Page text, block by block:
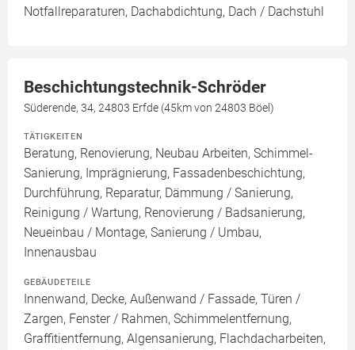
Notfallreparaturen, Dachabdichtung, Dach / Dachstuhl
Beschichtungstechnik-Schröder
Süderende, 34, 24803 Erfde (45km von 24803 Böel)
TÄTIGKEITEN
Beratung, Renovierung, Neubau Arbeiten, Schimmel-
Sanierung, Imprägnierung, Fassadenbeschichtung,
Durchführung, Reparatur, Dämmung / Sanierung,
Reinigung / Wartung, Renovierung / Badsanierung,
Neueinbau / Montage, Sanierung / Umbau,
Innenausbau
GEBÄUDETEILE
Innenwand, Decke, Außenwand / Fassade, Türen /
Zargen, Fenster / Rahmen, Schimmelentfernung,
Graffitientfernung, Algensanierung, Flachdacharbeiten,